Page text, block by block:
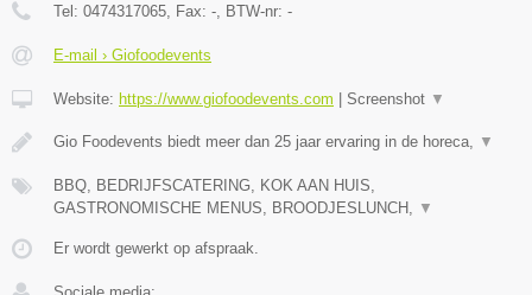
Tel: 0474317065 , Fax: - , BTW-nr: -
E-mail › Giofoodevents
Website: https://www.giofoodevents.com | Screenshot ▼
Gio Foodevents biedt meer dan 25 jaar ervaring in de horeca, ▼
BBQ, BEDRIJFSCATERING, KOK AAN HUIS,
GASTRONOMISCHE MENUS, BROODJESLUNCH,
▼
Er wordt gewerkt op afspraak.
Sociale media: